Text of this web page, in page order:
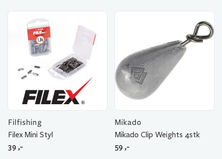
Filfishing
Filex Mini Styl
39 ,-
Mikado
Mikado Clip Weights 4stk
59 ,-